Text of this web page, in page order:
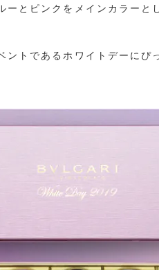
ーとピンクをメインカラーと
ントであるホワイトデーにぴ